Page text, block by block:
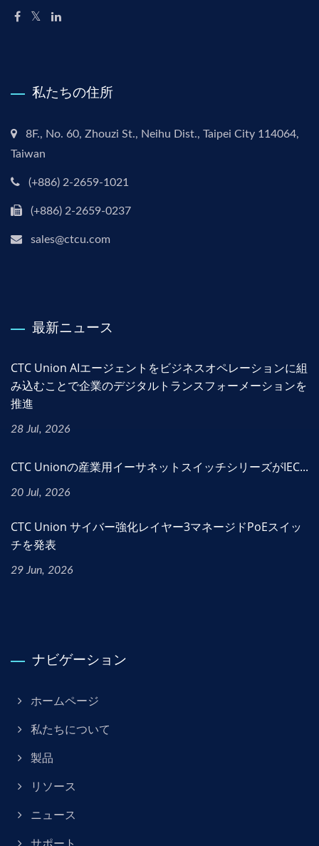
私たちの住所
8F., No. 60, Zhouzi St., Neihu Dist., Taipei City 114064,
Taiwan
(+886) 2-2659-1021
(+886) 2-2659-0237
sales@ctcu.com
最新ニュース
CTC Union AIエージェントをビジネスオペレーションに組
み込むことで企業のデジタルトランスフォーメーションを
推進
28 Jul, 2026
CTC Unionの産業用イーサネットスイッチシリーズがIEC...
20 Jul, 2026
CTC Union サイバー強化レイヤー3マネージドPoEスイッ
チを発表
29 Jun, 2026
ナビゲーション
ホームページ
私たちについて
製品
リソース
ニュース